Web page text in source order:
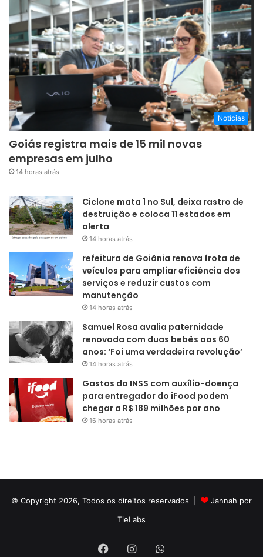
Notícias
Goiás registra mais de 15 mil novas
empresas em julho
14 horas atrás
Ciclone mata 1 no Sul, deixa rastro de
destruição e coloca 11 estados em
alerta
14 horas atrás
refeitura de Goiânia renova frota de
veículos para ampliar eficiência dos
serviços e reduzir custos com
manutenção
14 horas atrás
Samuel Rosa avalia paternidade
renovada com duas bebês aos 60
anos: ‘Foi uma verdadeira revolução’
14 horas atrás
Gastos do INSS com auxílio-doença
para entregador do iFood podem
chegar a R$ 189 milhões por ano
16 horas atrás
© Copyright 2026, Todos os direitos reservados |
Jannah por
TieLabs
FacebookInstagramWhatsApp